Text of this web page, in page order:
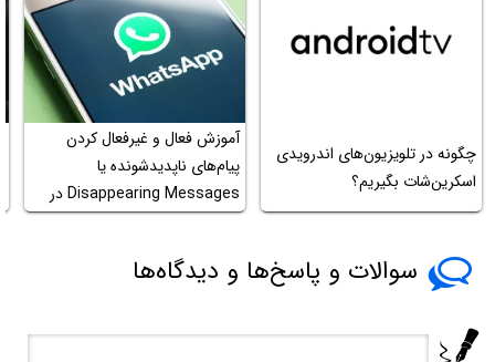
چگونه در تلویزیون‌های اندرویدی
اسکرین‌شات بگیریم؟
آموزش فعال و غیرفعال کردن
پیام‌های ناپدیدشونده یا
Disappearing Messages در
واتس‌اپ
سوالات و پاسخ‌ها و دیدگاه‌ها